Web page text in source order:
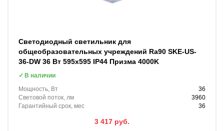
Светодиодный светильник для
общеобразовательных учреждений Ra90 SKE-US-
36-DW 36 Вт 595x595 IP44 Призма 4000K
В наличии
Мощность, Вт
36
Световой поток, лм
3960
Гарантийный срок, мес
36
3 417 руб.